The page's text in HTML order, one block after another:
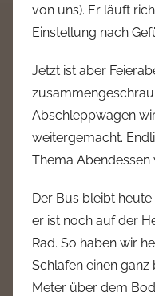
von uns). Er läuft
Einstellung nach
Jetzt ist aber
Abschleppwagen
weitergemacht.
Thema Abendessen
Der Bus bleibt
er ist noch auf der
Rad. So haben wir
Schlafen einen
Meter über dem